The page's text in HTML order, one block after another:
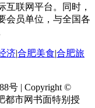
互联网平台。同时，
会员单位，与全国各
济|合肥美食|合肥旅
号 | Copyright ©
都市网书面特别授